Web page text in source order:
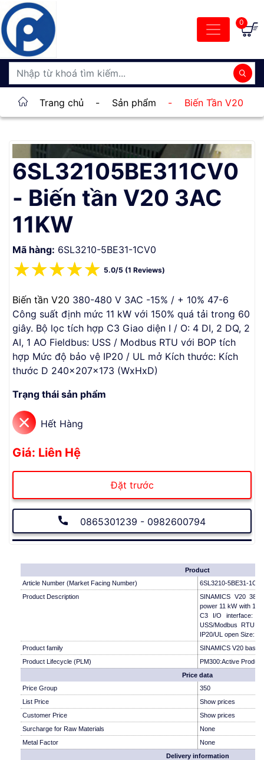
0
Trang chủ - Sản phẩm - Biến Tần V20
6SL32105BE311CV0
- Biến tần V20 3AC
11KW
Mã hàng: 6SL3210-5BE31-1CV0
☆
☆
☆
☆
☆ 5.0/5 (1 Reviews)
Biến tần V20 380-480 V 3AC -15% / + 10% 47-6
Công suất định mức 11 kW với 150% quá tải trong 60
giây. Bộ lọc tích hợp C3 Giao diện I / O: 4 DI, 2 DQ, 2
AI, 1 AO Fieldbus: USS / Modbus RTU với BOP tích
hợp Mức độ bảo vệ IP20 / UL mở Kích thước: Kích
thước D 240x207x173 (WxHxD)
Trạng thái sản phẩm
Hết Hàng
Giá: Liên Hệ
Đặt trước
0865301239 - 0982600794
Product
Article Number (Market Facing Number)
6SL3210-5BE31-1CV0
Product Description
SINAMICS V20
power 11 kW with
C3 I/O interface:
USS/Modbus RTU
IP20/UL open Size:
Product family
SINAMICS V20 basic
Product Lifecycle (PLM)
PM300:Active Product
Price data
Price Group
350
List Price
Show prices
Customer Price
Show prices
Surcharge for Raw Materials
None
Metal Factor
None
Delivery information